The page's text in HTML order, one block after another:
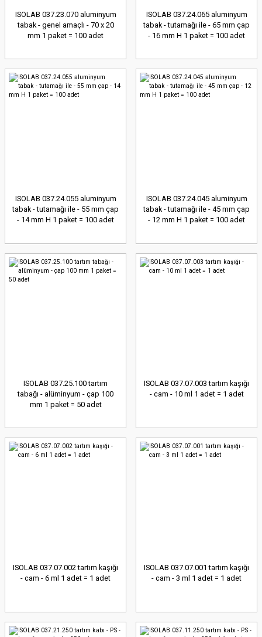
ISOLAB 037.23.070 aluminyum
tabak - genel amaçlı - 70 x 20
mm 1 paket = 100 adet
ISOLAB 037.24.065 aluminyum
tabak - tutamağı ile - 65 mm çap
- 16 mm H 1 paket = 100 adet
ISOLAB 037.24.055 aluminyum
tabak - tutamağı ile - 55 mm çap
- 14 mm H 1 paket = 100 adet
ISOLAB 037.24.045 aluminyum
tabak - tutamağı ile - 45 mm çap
- 12 mm H 1 paket = 100 adet
ISOLAB 037.25.100 tartım
tabağı - alüminyum - çap 100
mm 1 paket = 50 adet
ISOLAB 037.07.003 tartım kaşığı
- cam - 10 ml 1 adet = 1 adet
ISOLAB 037.07.002 tartım kaşığı
- cam - 6 ml 1 adet = 1 adet
ISOLAB 037.07.001 tartım kaşığı
- cam - 3 ml 1 adet = 1 adet